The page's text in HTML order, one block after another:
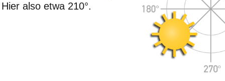
Hier also etwa 210°.